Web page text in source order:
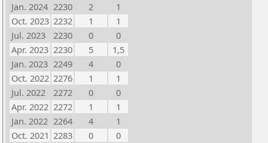
Jan. 2024 2230 2
1
Oct. 2023 2232 1
1
Jul. 2023
2230 0
0
Apr. 2023 2230 5
1,5
Jan. 2023 2249 4
0
Oct. 2022 2276 1
1
Jul. 2022
2272 0
0
Apr. 2022 2272 1
1
Jan. 2022 2264 4
1
Oct. 2021 2283 0
0